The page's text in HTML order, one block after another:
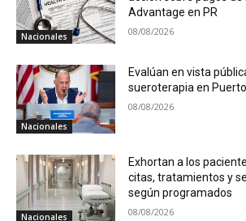
Nacionales
Advantage en PR
08/08/2026
Nacionales
Evalúan en vista
sueroterapia en
08/08/2026
Nacionales
Exhortan a los
citas, tratamientos y
según programados
08/08/2026